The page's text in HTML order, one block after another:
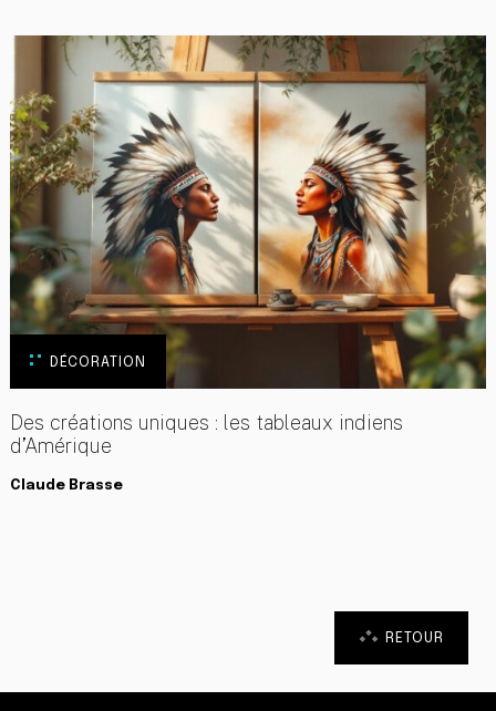
DÉCORATION
Des créations uniques : les tableaux indiens
d’Amérique
Claude Brasse
RETOUR